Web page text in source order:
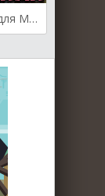
Panorama для Майнкрафт [1.19.3, 1.19.2, 1.19.1]